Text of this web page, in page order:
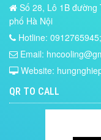
Số 28, Lô 1B đường
phố Hà Nội
Hotline:
Email:
Website:
QR TO CALL